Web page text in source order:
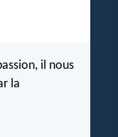
il nous
la